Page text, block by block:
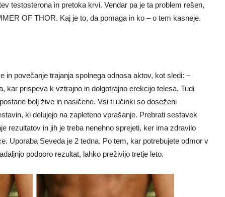
testosterona in pretoka krvi. Vendar pa je ta problem rešen,
OF THOR. Kaj je to, da pomaga in ko – o tem kasneje.
in povečanje trajanja spolnega odnosa aktov, kot sledi: –
kar prispeva k vztrajno in dolgotrajno erekcijo telesa. Tudi
bolj žive in nasičene. Vsi ti učinki so doseženi
ki delujejo na zapleteno vprašanje. Prebrati sestavek
rezultatov in jih je treba nenehno sprejeti, ker ima zdravilo
Uporaba Seveda je 2 tedna. Po tem, kar potrebujete odmor v
podporo rezultat, lahko preživijo tretje leto.